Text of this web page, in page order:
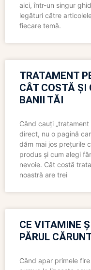
aici, într-un singur
legături către
fiecare temă.
TRATAMENT
CÂT COSTĂ ȘI
BANII TĂI
Când cauți
direct, nu o pagină
dăm mai jos prețurile
produs și cum alegi
nevoie. Cât costă
noastră are trei
CE VITAMINE
PĂRUL
Când apar primele